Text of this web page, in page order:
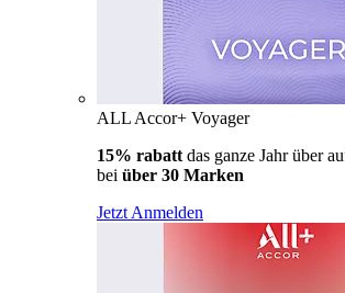
ALL Accor+ Voyager
15% rabatt das ganze Jahr über
bei über 30 Marken
Jetzt Anmelden